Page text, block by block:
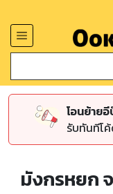
โอนย้าย
รับทันทีโ
มังกรหยก